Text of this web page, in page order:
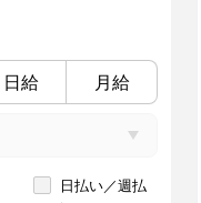
日給 月給
日払い／週払